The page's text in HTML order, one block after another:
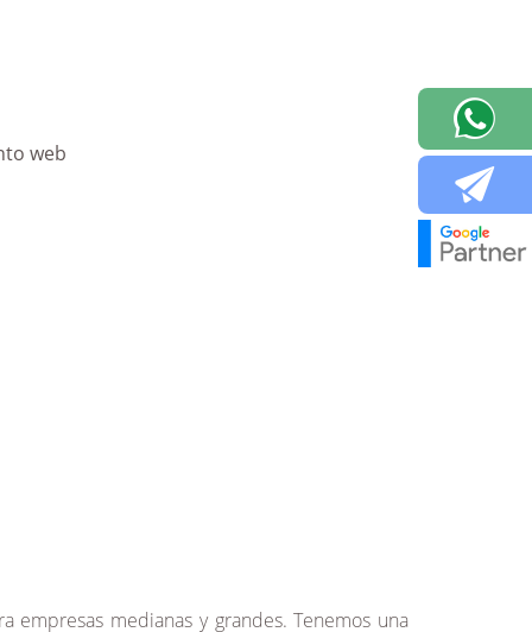
medianas y grandes. Tenemos una